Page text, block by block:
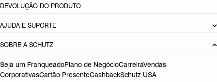
DEVOLUÇÃO DO PRODUTO
AJUDA E SUPORTE
SOBRE A SCHUTZ
Seja um FranqueadoPlano de NegócioCarreiraVendas
CorporativasCartão PresenteCashbackSchutz USA